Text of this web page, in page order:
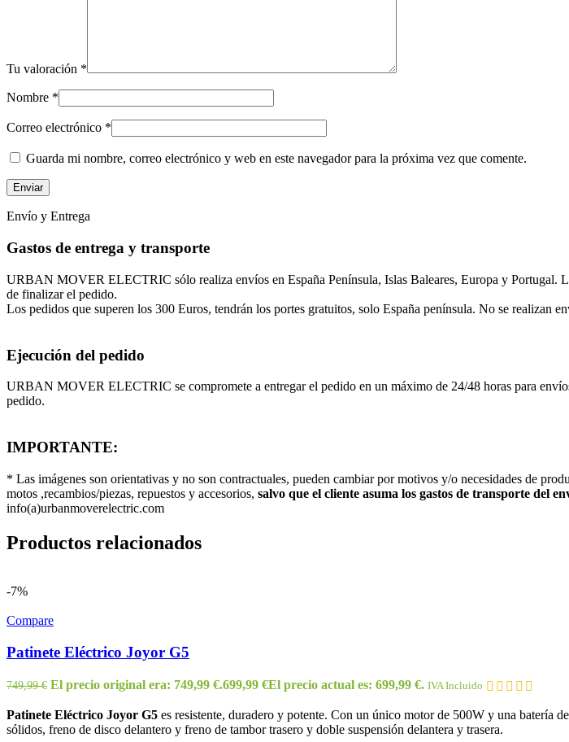
Tu valoración *
Nombre *
Correo electrónico *
Guarda mi nombre, correo electrónico y web en este navegador para la próxima vez que comente.
Envío y Entrega
Gastos de entrega y transporte
URBAN MOVER ELECTRIC sólo realiza envíos en España Península, Islas Baleares, Europa y Portugal.
de finalizar el pedido.
Los pedidos que superen los 300 Euros, tendrán los portes gratuitos, solo España península. No se realizan
Ejecución del pedido
URBAN MOVER ELECTRIC se compromete a entregar el pedido en un máximo de 24/48 horas para
pedido.
IMPORTANTE:
* Las imágenes son orientativas y no son contractuales, pueden cambiar por motivos y/o necesidades de
motos ,recambios/piezas, repuestos y accesorios, salvo que el cliente asuma los gastos de transporte del
info(a)urbanmoverelectric.com
Productos relacionados
-7%
Compare
Patinete Eléctrico Joyor G5
749,99€ El precio original era: 749,99 €.699,99 €El precio actual es: 699,99 €. IVA Incluido
Patinete Eléctrico Joyor G5 es resistente, duradero y potente. Con un único motor de 500W y una batería
sólidos, freno de disco delantero y freno de tambor trasero y doble suspensión delantera y trasera.